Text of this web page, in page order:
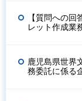
【質問への
レット作成業
鹿児島県世界
務委託に係る